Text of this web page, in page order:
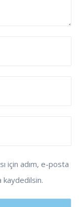
için adım, e-posta
kaydedilsin.